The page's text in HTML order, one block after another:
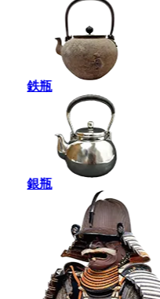
鉄瓶
銀瓶